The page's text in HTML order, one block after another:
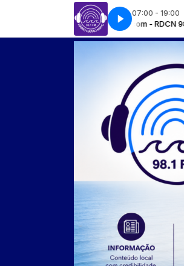
07:00 - 19:00
radio! com - RDCN 98.1FM Festa do Sol